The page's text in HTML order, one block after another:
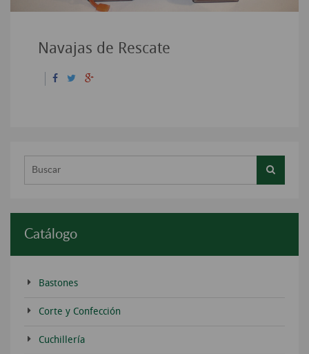
Navajas de Rescate
Catálogo
Bastones
Corte y Confección
Cuchillería